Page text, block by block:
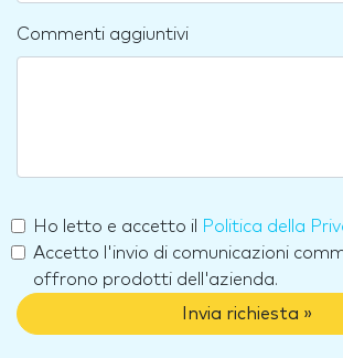
Commenti aggiuntivi
Ho letto e accetto il Politica della
Accetto l'invio di comunicazioni
offrono prodotti dell'azienda.
Invia richiesta »